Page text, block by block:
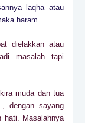
laqha atau
haram.
dielakkan atau
masalah tapi
muda dan tua
dengan sayang
hati. Masalahnya